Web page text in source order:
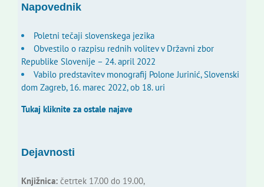
Napovednik
Poletni tečaji slovenskega jezika
Obvestilo o razpisu rednih volitev v Državni zbor
Republike Slovenije – 24. april 2022
Vabilo predstavitev monografij Polone Jurinić, Slovenski
dom Zagreb, 16. marec 2022, ob 18. uri
Tukaj kliknite za ostale najave
Dejavnosti
Knjižnica:četrtek 17.00 do 19.00,